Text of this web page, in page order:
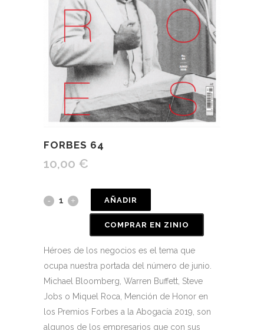
FORBES 64
10,00 €
AÑADIR
COMPRAR EN ZINIO
Héroes de los negocios es el tema que
ocupa nuestra portada del número de junio.
Michael Bloomberg, Warren Buffett, Steve
Jobs o Miquel Roca, Mención de Honor en
los Premios Forbes a la Abogacía 2019, son
algunos de los empresarios que con sus